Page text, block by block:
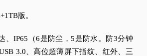
版。
、IP65（6是防尘，5是防水。
防3分钟
3.0、高位超薄屏下指纹、红外、三